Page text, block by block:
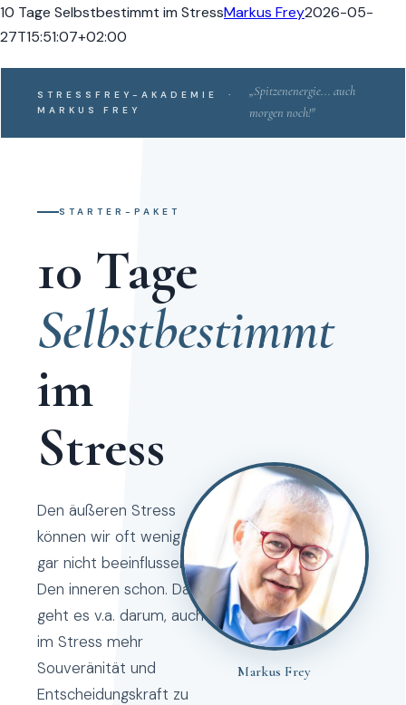
Zum
Inhalt
10 Tage Selbstbestimmt im StressMarkus Frey2026-05-
27T15:51:07+02:00
STRESSFREY-AKADEMIE ·
MARKUS FREY
„Spitzenenergie... auch
morgen noch!"
STARTER-PAKET
10 Tage
Selbstbestimmt
im
Stress
Den äußeren Stress
können wir oft wenig bis
gar nicht beeinflussen.
Den inneren schon. Da
geht es v.a. darum, auch
im Stress mehr
Souveränität und
Entscheidungskraft zu
Markus Frey